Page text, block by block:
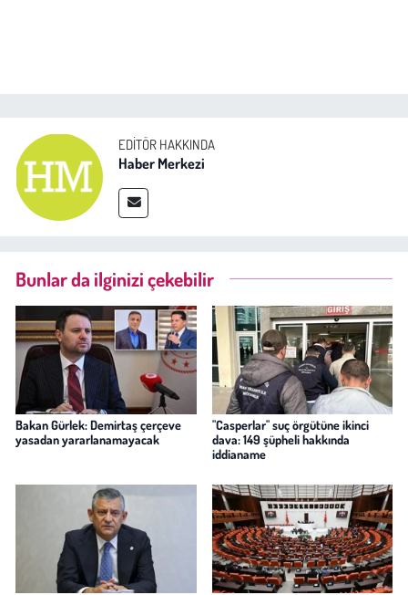
EDITÖR HAKKINDA
Haber Merkezi
Bunlar da ilginizi çekebilir
Bakan Gürlek: Demirtaş çerçeve
yasadan yararlanamayacak
"Casperlar" suç örgütüne ikinci
dava: 149 şüpheli hakkında
iddianame